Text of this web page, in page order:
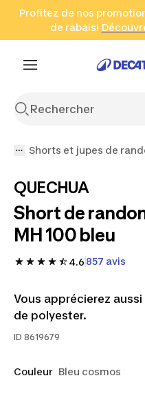
Aller à la recherche
Profitez de nos
de rabais!
en
(Zones
Shorts et jupes de
QUECHUA
Short de
MH 100 bleu
4.6 857 avis
Vous apprécierez
de polyester.
ID 8619679
Couleur Bleu cosmos